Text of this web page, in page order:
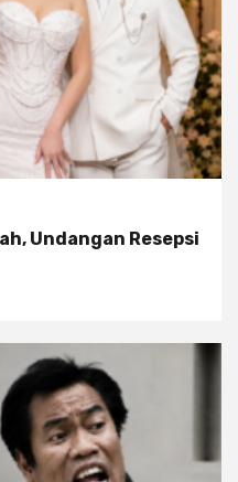
Undangan Resepsi